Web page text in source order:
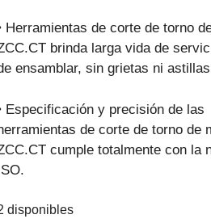
Herramientas de corte de torno
brinda larga vida de
ensamblar, sin grietas ni
Especificación y precisión de las
de corte de torno de
cumple totalmente con la
disponibles